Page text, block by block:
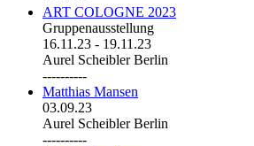
ART COLOGNE 2023
Gruppenausstellung
16.11.23 - 19.11.23
Aurel Scheibler Berlin
----------
Matthias Mansen
03.09.23
Aurel Scheibler Berlin
----------